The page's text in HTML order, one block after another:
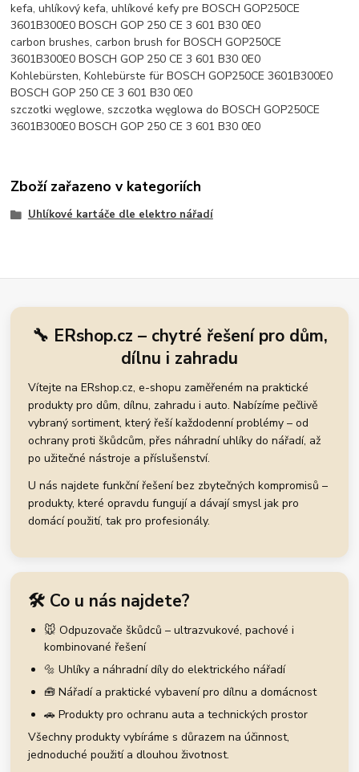
kefa, uhlíkový kefa, uhlíkové kefy pre BOSCH GOP250CE
3601B300E0 BOSCH GOP 250 CE 3 601 B30 0E0
carbon brushes, carbon brush for BOSCH GOP250CE
3601B300E0 BOSCH GOP 250 CE 3 601 B30 0E0
Kohlebürsten, Kohlebürste für BOSCH GOP250CE 3601B300E0
BOSCH GOP 250 CE 3 601 B30 0E0
szczotki węglowe, szczotka węglowa do BOSCH GOP250CE
3601B300E0 BOSCH GOP 250 CE 3 601 B30 0E0
Zboží zařazeno v kategoriích
Uhlíkové kartáče dle elektro nářadí
🔧 ERshop.cz – chytré řešení pro dům,
dílnu i zahradu
Vítejte na ERshop.cz, e-shopu zaměřeném na praktické
produkty pro dům, dílnu, zahradu i auto. Nabízíme pečlivě
vybraný sortiment, který řeší každodenní problémy – od
ochrany proti škůdcům, přes náhradní uhlíky do nářadí, až
po užitečné nástroje a příslušenství.
U nás najdete funkční řešení bez zbytečných kompromisů –
produkty, které opravdu fungují a dávají smysl jak pro
domácí použití, tak pro profesionály.
🛠️ Co u nás najdete?
🐭 Odpuzovače škůdců – ultrazvukové, pachové i
kombinované řešení
🔩 Uhlíky a náhradní díly do elektrického nářadí
🧰 Nářadí a praktické vybavení pro dílnu a domácnost
🚗 Produkty pro ochranu auta a technických prostor
Všechny produkty vybíráme s důrazem na účinnost,
jednoduché použití a dlouhou životnost.